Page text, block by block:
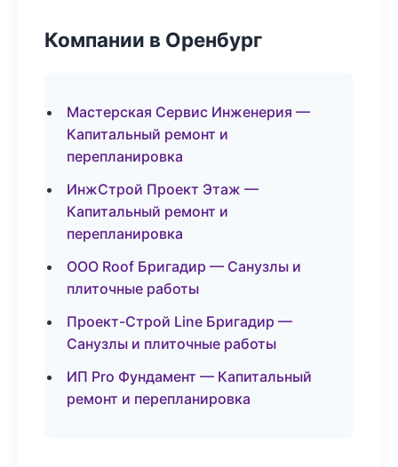
Компании в Оренбург
Мастерская Сервис Инженерия —
Капитальный ремонт и
перепланировка
ИнжСтрой Проект Этаж —
Капитальный ремонт и
перепланировка
ООО Roof Бригадир — Санузлы и
плиточные работы
Проект-Строй Line Бригадир —
Санузлы и плиточные работы
ИП Pro Фундамент — Капитальный
ремонт и перепланировка